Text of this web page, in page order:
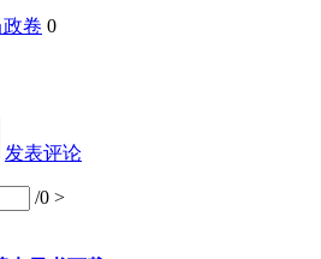
卷 0
发表评论
/0 >